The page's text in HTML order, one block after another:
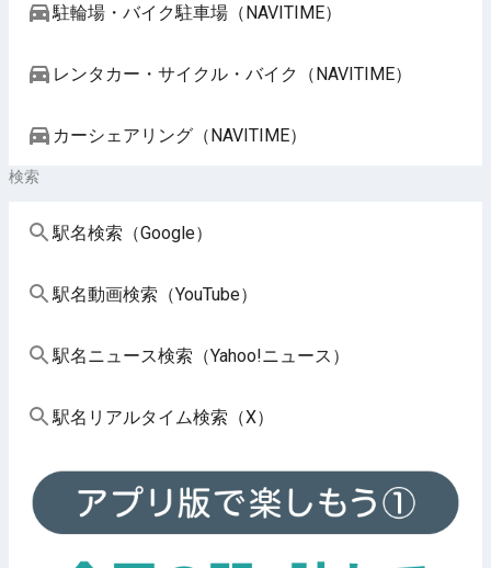
駐輪場・バイク駐車場（NAVITIME）
レンタカー・サイクル・バイク（NAVITIME）
カーシェアリング（NAVITIME）
検索
駅名検索（Google）
駅名動画検索（YouTube）
駅名ニュース検索（Yahoo!ニュース）
駅名リアルタイム検索（X）